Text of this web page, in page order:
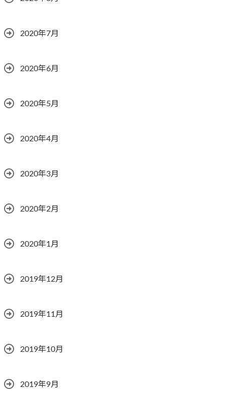
2020年7月
2020年6月
2020年5月
2020年4月
2020年3月
2020年2月
2020年1月
2019年12月
2019年11月
2019年10月
2019年9月